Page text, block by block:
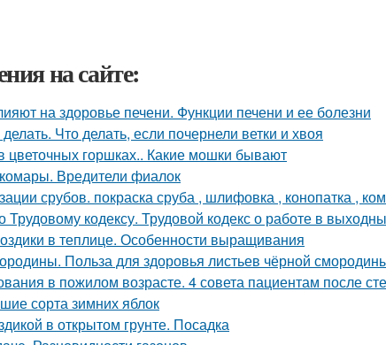
на сайте:
на здоровье печени. Функции печени и ее болезни
Что делать, если почернели ветки и хвоя
цветочных горшках.. Какие мошки бывают
Вредители фиалок
срубов. покраска сруба , шлифовка , конопатка ,
кодексу. Трудовой кодекс о работе в
в теплице. Особенности выращивания
Польза для здоровья листьев чёрной
в пожилом возрасте. 4 совета пациентам после
сорта зимних яблок
в открытом грунте. Посадка